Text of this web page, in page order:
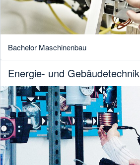
Bachelor Maschinenbau
Energie- und Gebäudetechnik